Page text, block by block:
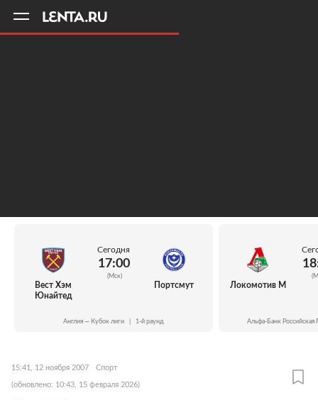
Вест Хэм
Юнайтед
Сегодня
17:00
(Мск)
Портсмут
Англия — Кубок лиги 1-й раунд
Локомотив М
Альфа-Банк Российская
15:41, 12 ноября 2007 Спорт
(обновлено: 10:43, 15 февраля 2026)